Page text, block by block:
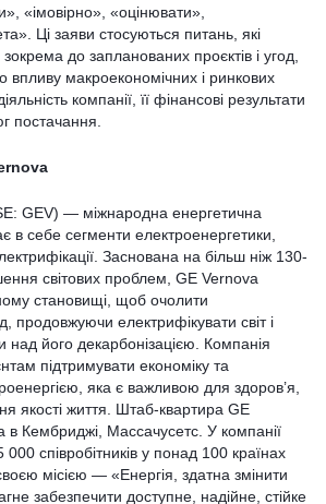
«імовірно», «оцінювати»,
Ці заяви стосуються питань, які
до запланованих проєктів і угод,
впливу макроекономічних і ринкових
компанії, її фінансові результати
постачання.
GEV) — міжнародна енергетична
в себе сегменти електроенергетики,
Заснована на більш ніж 130-
світових проблем, GE Vernova
становищі, щоб очолити
продовжуючи електрифікувати світ і
його декарбонізацією. Компанія
підтримувати економіку та
яка є важливою для здоров’я,
якості життя. Штаб-квартира GE
в Кембриджі, Массачусетс. У компанії
співробітників у понад 100 країнах
місією — «Енергія, здатна змінити
забезпечити доступне, надійне, стійке